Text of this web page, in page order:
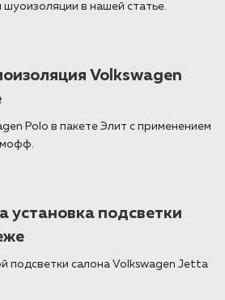
в нашей статье.
Volkswagen
Polo в пакете Элит с применением
установка подсветки
подсветки салона Volkswagen Jetta